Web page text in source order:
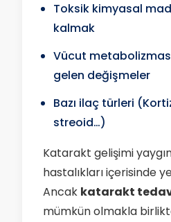
Toksik kimyasal
kalmak
Vücut
gelen değişmeler
Bazı ilaç türleri
streoid…)
Katarakt gelişimi
hastalıkları içerisinde
Ancak katarakt
mümkün olmakla